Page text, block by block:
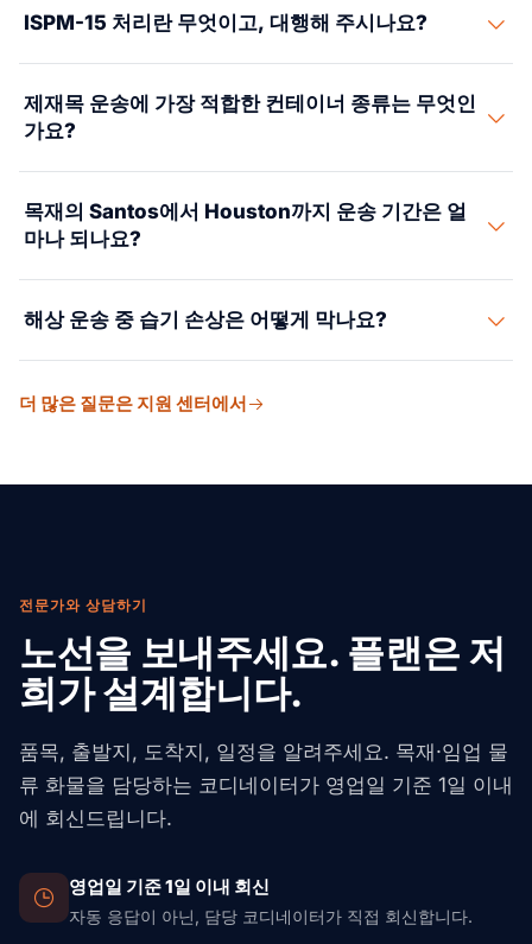
재나 환적을 거쳐도 인증이 끊기지 않습니다.
검증된 수종명, 벌채국, 물량, 가액과 함께 화물마다 제출합
니다. 이들은 제재소 증명서와 DOF 기록에 대조해 수종 식
별을 확인하고 정확성을 담보합니다. 이 법에 따른 수입자
실사 의무를 뒷받침하는 서류도 보관합니다.
ISPM-15 처리란 무엇이고, 대행해 주시나요?
서 30분)하거나 메틸브로마이드로 훈증하도록 정한 국제
규정입니다. 당사는 MAPA 인증 시설에 처리 일정을 잡고,
처리 각인과 증명서를 받은 뒤, 적재 전에 적합 여부를 확인
해 도착지에서의 발이 묶이는 상황을 막습니다.
제재목 운송에 가장 적합한 컨테이너 종류는 무엇인
가요?
조 제재목에 적합합니다. 큰 구조용 목재와 집성재 보에는
40피트 플랫랙이나 오픈톱을 씁니다. 원목과 불규칙한 번
들은 브레이크벌크 운송이 필요할 수 있습니다. 당사는 실
제 치수, 함수율 규격, 도착항의 하역 여건에 따라 컨테이너
목재의 Santos에서 Houston까지 운송 기간은 얼
마나 되나요?
허브를 거치는 환적은 24~28일입니다. 당사는 Santos에
플랫랙과 오픈톱 재고를 실제로 보유한 선사로 예약합니
니다. 선복은 예약 시점에 확정하고, 운송 중에는 실시간으
해상 운송 중 습기 손상은 어떻게 막나요?
에 킬른 건조 증명서를 확인해 함수율이 19% 미만인지 확
더 많은 질문은 지원 센터에서
전문가와 상담하기
노선을 보내주세요. 플랜은 저
희가 설계합니다.
품목, 출발지, 도착지, 일정을 알려주세요. 목재·임업 물
류 화물을 담당하는 코디네이터가 영업일 기준 1일 이내
에 회신드립니다.
영업일 기준 1일 이내 회신
자동 응답이 아닌, 담당 코디네이터가 직접 회신합니다.